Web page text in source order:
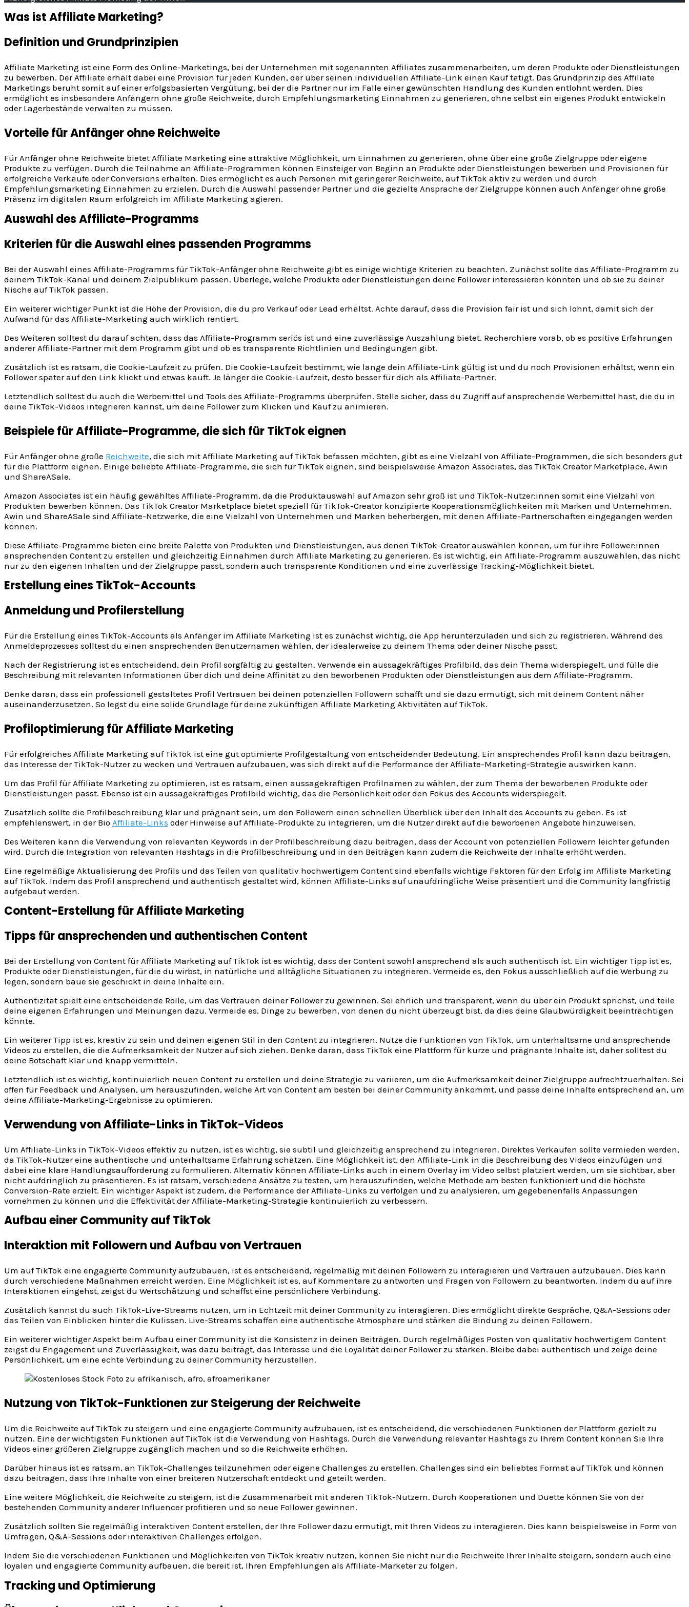
Was ist Affiliate Marketing?
Definition und Grundprinzipien
Affiliate Marketing ist eine Form des Online-Marketings, bei der Unternehmen mit sogenannten Affiliates zusammenarbeiten, um deren Produkte oder Dienstleistungen
zu bewerben. Der Affiliate erhält dabei eine Provision für jeden Kunden, der über seinen individuellen Affiliate-Link einen Kauf tätigt. Das Grundprinzip des Affiliate
Marketings beruht somit auf einer erfolgsbasierten Vergütung, bei der die Partner nur im Falle einer gewünschten Handlung des Kunden entlohnt werden. Dies
ermöglicht es insbesondere Anfängern ohne große Reichweite, durch Empfehlungsmarketing Einnahmen zu generieren, ohne selbst ein eigenes Produkt entwickeln
oder Lagerbestände verwalten zu müssen.
Vorteile für Anfänger ohne Reichweite
Für Anfänger ohne Reichweite bietet Affiliate Marketing eine attraktive Möglichkeit, um Einnahmen zu generieren, ohne über eine große Zielgruppe oder eigene
Produkte zu verfügen. Durch die Teilnahme an Affiliate-Programmen können Einsteiger von Beginn an Produkte oder Dienstleistungen bewerben und Provisionen für
erfolgreiche Verkäufe oder Conversions erhalten. Dies ermöglicht es auch Personen mit geringerer Reichweite, auf TikTok aktiv zu werden und durch
Empfehlungsmarketing Einnahmen zu erzielen. Durch die Auswahl passender Partner und die gezielte Ansprache der Zielgruppe können auch Anfänger ohne große
Präsenz im digitalen Raum erfolgreich im Affiliate Marketing agieren.
Auswahl des Affiliate-Programms
Kriterien für die Auswahl eines passenden Programms
Bei der Auswahl eines Affiliate-Programms für TikTok-Anfänger ohne Reichweite gibt es einige wichtige Kriterien zu beachten. Zunächst sollte das Affiliate-Programm zu
deinem TikTok-Kanal und deinem Zielpublikum passen. Überlege, welche Produkte oder Dienstleistungen deine Follower interessieren könnten und ob sie zu deiner
Nische auf TikTok passen.
Ein weiterer wichtiger Punkt ist die Höhe der Provision, die du pro Verkauf oder Lead erhältst. Achte darauf, dass die Provision fair ist und sich lohnt, damit sich der
Aufwand für das Affiliate-Marketing auch wirklich rentiert.
Des Weiteren solltest du darauf achten, dass das Affiliate-Programm seriös ist und eine zuverlässige Auszahlung bietet. Recherchiere vorab, ob es positive Erfahrungen
anderer Affiliate-Partner mit dem Programm gibt und ob es transparente Richtlinien und Bedingungen gibt.
Zusätzlich ist es ratsam, die Cookie-Laufzeit zu prüfen. Die Cookie-Laufzeit bestimmt, wie lange dein Affiliate-Link gültig ist und du noch Provisionen erhältst, wenn ein
Follower später auf den Link klickt und etwas kauft. Je länger die Cookie-Laufzeit, desto besser für dich als Affiliate-Partner.
Letztendlich solltest du auch die Werbemittel und Tools des Affiliate-Programms überprüfen. Stelle sicher, dass du Zugriff auf ansprechende Werbemittel hast, die du in
deine TikTok-Videos integrieren kannst, um deine Follower zum Klicken und Kauf zu animieren.
Beispiele für Affiliate-Programme, die sich für TikTok eignen
Für Anfänger ohne große Reichweite, die sich mit Affiliate Marketing auf TikTok befassen möchten, gibt es eine Vielzahl von Affiliate-Programmen, die sich besonders gut
für die Plattform eignen. Einige beliebte Affiliate-Programme, die sich für TikTok eignen, sind beispielsweise Amazon Associates, das TikTok Creator Marketplace, Awin
und ShareASale.
Amazon Associates ist ein häufig gewähltes Affiliate-Programm, da die Produktauswahl auf Amazon sehr groß ist und TikTok-Nutzer:innen somit eine Vielzahl von
Produkten bewerben können. Das TikTok Creator Marketplace bietet speziell für TikTok-Creator konzipierte Kooperationsmöglichkeiten mit Marken und Unternehmen.
Awin und ShareASale sind Affiliate-Netzwerke, die eine Vielzahl von Unternehmen und Marken beherbergen, mit denen Affiliate-Partnerschaften eingegangen werden
können.
Diese Affiliate-Programme bieten eine breite Palette von Produkten und Dienstleistungen, aus denen TikTok-Creator auswählen können, um für ihre Follower:innen
ansprechenden Content zu erstellen und gleichzeitig Einnahmen durch Affiliate Marketing zu generieren. Es ist wichtig, ein Affiliate-Programm auszuwählen, das nicht
nur zu den eigenen Inhalten und der Zielgruppe passt, sondern auch transparente Konditionen und eine zuverlässige Tracking-Möglichkeit bietet.
Erstellung eines TikTok-Accounts
Anmeldung und Profilerstellung
Für die Erstellung eines TikTok-Accounts als Anfänger im Affiliate Marketing ist es zunächst wichtig, die App herunterzuladen und sich zu registrieren. Während des
Anmeldeprozesses solltest du einen ansprechenden Benutzernamen wählen, der idealerweise zu deinem Thema oder deiner Nische passt.
Nach der Registrierung ist es entscheidend, dein Profil sorgfältig zu gestalten. Verwende ein aussagekräftiges Profilbild, das dein Thema widerspiegelt, und fülle die
Beschreibung mit relevanten Informationen über dich und deine Affinität zu den beworbenen Produkten oder Dienstleistungen aus dem Affiliate-Programm.
Denke daran, dass ein professionell gestaltetes Profil Vertrauen bei deinen potenziellen Followern schafft und sie dazu ermutigt, sich mit deinem Content näher
auseinanderzusetzen. So legst du eine solide Grundlage für deine zukünftigen Affiliate Marketing Aktivitäten auf TikTok.
Profiloptimierung für Affiliate Marketing
Für erfolgreiches Affiliate Marketing auf TikTok ist eine gut optimierte Profilgestaltung von entscheidender Bedeutung. Ein ansprechendes Profil kann dazu beitragen,
das Interesse der TikTok-Nutzer zu wecken und Vertrauen aufzubauen, was sich direkt auf die Performance der Affiliate-Marketing-Strategie auswirken kann.
Um das Profil für Affiliate Marketing zu optimieren, ist es ratsam, einen aussagekräftigen Profilnamen zu wählen, der zum Thema der beworbenen Produkte oder
Dienstleistungen passt. Ebenso ist ein aussagekräftiges Profilbild wichtig, das die Persönlichkeit oder den Fokus des Accounts widerspiegelt.
Zusätzlich sollte die Profilbeschreibung klar und prägnant sein, um den Followern einen schnellen Überblick über den Inhalt des Accounts zu geben. Es ist
empfehlenswert, in der Bio Affiliate-Links oder Hinweise auf Affiliate-Produkte zu integrieren, um die Nutzer direkt auf die beworbenen Angebote hinzuweisen.
Des Weiteren kann die Verwendung von relevanten Keywords in der Profilbeschreibung dazu beitragen, dass der Account von potenziellen Followern leichter gefunden
wird. Durch die Integration von relevanten Hashtags in die Profilbeschreibung und in den Beiträgen kann zudem die Reichweite der Inhalte erhöht werden.
Eine regelmäßige Aktualisierung des Profils und das Teilen von qualitativ hochwertigem Content sind ebenfalls wichtige Faktoren für den Erfolg im Affiliate Marketing
auf TikTok. Indem das Profil ansprechend und authentisch gestaltet wird, können Affiliate-Links auf unaufdringliche Weise präsentiert und die Community langfristig
aufgebaut werden.
Content-Erstellung für Affiliate Marketing
Tipps für ansprechenden und authentischen Content
Bei der Erstellung von Content für Affiliate Marketing auf TikTok ist es wichtig, dass der Content sowohl ansprechend als auch authentisch ist. Ein wichtiger Tipp ist es,
Produkte oder Dienstleistungen, für die du wirbst, in natürliche und alltägliche Situationen zu integrieren. Vermeide es, den Fokus ausschließlich auf die Werbung zu
legen, sondern baue sie geschickt in deine Inhalte ein.
Authentizität spielt eine entscheidende Rolle, um das Vertrauen deiner Follower zu gewinnen. Sei ehrlich und transparent, wenn du über ein Produkt sprichst, und teile
deine eigenen Erfahrungen und Meinungen dazu. Vermeide es, Dinge zu bewerben, von denen du nicht überzeugt bist, da dies deine Glaubwürdigkeit beeinträchtigen
könnte.
Ein weiterer Tipp ist es, kreativ zu sein und deinen eigenen Stil in den Content zu integrieren. Nutze die Funktionen von TikTok, um unterhaltsame und ansprechende
Videos zu erstellen, die die Aufmerksamkeit der Nutzer auf sich ziehen. Denke daran, dass TikTok eine Plattform für kurze und prägnante Inhalte ist, daher solltest du
deine Botschaft klar und knapp vermitteln.
Letztendlich ist es wichtig, kontinuierlich neuen Content zu erstellen und deine Strategie zu variieren, um die Aufmerksamkeit deiner Zielgruppe aufrechtzuerhalten. Sei
offen für Feedback und Analysen, um herauszufinden, welche Art von Content am besten bei deiner Community ankommt, und passe deine Inhalte entsprechend an, um
deine Affiliate-Marketing-Ergebnisse zu optimieren.
Verwendung von Affiliate-Links in TikTok-Videos
Um Affiliate-Links in TikTok-Videos effektiv zu nutzen, ist es wichtig, sie subtil und gleichzeitig ansprechend zu integrieren. Direktes Verkaufen sollte vermieden werden,
da TikTok-Nutzer eine authentische und unterhaltsame Erfahrung schätzen. Eine Möglichkeit ist, den Affiliate-Link in die Beschreibung des Videos einzufügen und
dabei eine klare Handlungsaufforderung zu formulieren. Alternativ können Affiliate-Links auch in einem Overlay im Video selbst platziert werden, um sie sichtbar, aber
nicht aufdringlich zu präsentieren. Es ist ratsam, verschiedene Ansätze zu testen, um herauszufinden, welche Methode am besten funktioniert und die höchste
Conversion-Rate erzielt. Ein wichtiger Aspekt ist zudem, die Performance der Affiliate-Links zu verfolgen und zu analysieren, um gegebenenfalls Anpassungen
vornehmen zu können und die Effektivität der Affiliate-Marketing-Strategie kontinuierlich zu verbessern.
Aufbau einer Community auf TikTok
Interaktion mit Followern und Aufbau von Vertrauen
Um auf TikTok eine engagierte Community aufzubauen, ist es entscheidend, regelmäßig mit deinen Followern zu interagieren und Vertrauen aufzubauen. Dies kann
durch verschiedene Maßnahmen erreicht werden. Eine Möglichkeit ist es, auf Kommentare zu antworten und Fragen von Followern zu beantworten. Indem du auf ihre
Interaktionen eingehst, zeigst du Wertschätzung und schaffst eine persönlichere Verbindung.
Zusätzlich kannst du auch TikTok-Live-Streams nutzen, um in Echtzeit mit deiner Community zu interagieren. Dies ermöglicht direkte Gespräche, Q&A-Sessions oder
das Teilen von Einblicken hinter die Kulissen. Live-Streams schaffen eine authentische Atmosphäre und stärken die Bindung zu deinen Followern.
Ein weiterer wichtiger Aspekt beim Aufbau einer Community ist die Konsistenz in deinen Beiträgen. Durch regelmäßiges Posten von qualitativ hochwertigem Content
zeigst du Engagement und Zuverlässigkeit, was dazu beiträgt, das Interesse und die Loyalität deiner Follower zu stärken. Bleibe dabei authentisch und zeige deine
Persönlichkeit, um eine echte Verbindung zu deiner Community herzustellen.
Nutzung von TikTok-Funktionen zur Steigerung der Reichweite
Um die Reichweite auf TikTok zu steigern und eine engagierte Community aufzubauen, ist es entscheidend, die verschiedenen Funktionen der Plattform gezielt zu
nutzen. Eine der wichtigsten Funktionen auf TikTok ist die Verwendung von Hashtags. Durch die Verwendung relevanter Hashtags zu Ihrem Content können Sie Ihre
Videos einer größeren Zielgruppe zugänglich machen und so die Reichweite erhöhen.
Darüber hinaus ist es ratsam, an TikTok-Challenges teilzunehmen oder eigene Challenges zu erstellen. Challenges sind ein beliebtes Format auf TikTok und können
dazu beitragen, dass Ihre Inhalte von einer breiteren Nutzerschaft entdeckt und geteilt werden.
Eine weitere Möglichkeit, die Reichweite zu steigern, ist die Zusammenarbeit mit anderen TikTok-Nutzern. Durch Kooperationen und Duette können Sie von der
bestehenden Community anderer Influencer profitieren und so neue Follower gewinnen.
Zusätzlich sollten Sie regelmäßig interaktiven Content erstellen, der Ihre Follower dazu ermutigt, mit Ihren Videos zu interagieren. Dies kann beispielsweise in Form von
Umfragen, Q&A-Sessions oder interaktiven Challenges erfolgen.
Indem Sie die verschiedenen Funktionen und Möglichkeiten von TikTok kreativ nutzen, können Sie nicht nur die Reichweite Ihrer Inhalte steigern, sondern auch eine
loyalen und engagierte Community aufbauen, die bereit ist, Ihren Empfehlungen als Affiliate-Marketer zu folgen.
Tracking und Optimierung